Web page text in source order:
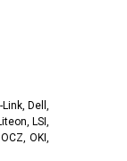
Dell,
LSI,
OKI,